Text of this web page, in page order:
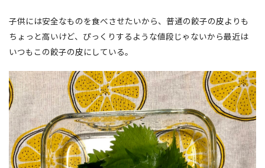
子供には安全なものを食べさせたいから、普通の餃子の皮よりも
ちょっと高いけど、ぴっくりするような値段じゃないから最近は
いつもこの餃子の皮にしている。